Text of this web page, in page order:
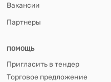
Вакансии
Партнеры
ПОМОЩЬ
Пригласить в тендер
Торговое предложение